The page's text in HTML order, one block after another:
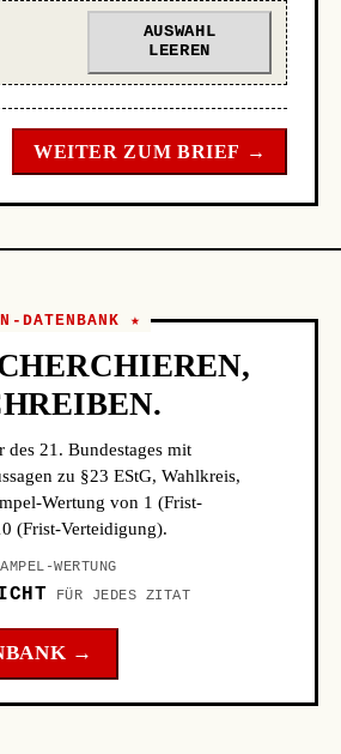
AUSWAHL
LEEREN
WEITER ZUM BRIEF →
DATENBANK ★
21. Bundestages mit
zu §23 EStG, Wahlkreis,
Wertung von 1 (Frist-
(Frist-Verteidigung).
AMPEL-WERTUNG
FÜR JEDES ZITAT
→